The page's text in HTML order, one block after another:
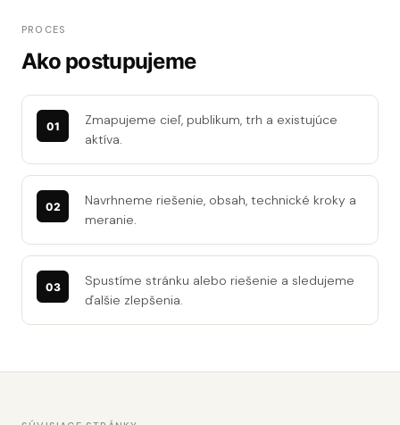
PROCES
Ako postupujeme
Zmapujeme cieľ, publikum, trh a existujúce
aktíva.
Navrhneme riešenie, obsah, technické kroky a
meranie.
Spustíme stránku alebo riešenie a sledujeme
ďalšie zlepšenia.